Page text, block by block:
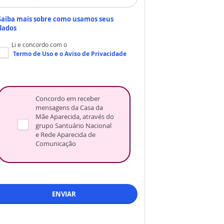
mais sobre como usamos seus
Li e concordo com o
Termo de Usoe oAviso de Privacidade
Concordo em receber
mensagens da Casa da
Mãe Aparecida, através do
grupo Santuário Nacional
e Rede Aparecida de
Comunicação
ENVIAR